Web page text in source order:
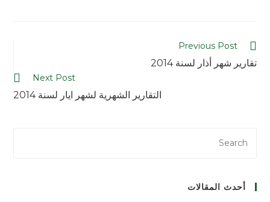
Previous Post
تقارير شهر أذار لسنة 2014
Next Post
التقارير الشهرية لشهر ايار لسنة 2014
أحدث المقالات